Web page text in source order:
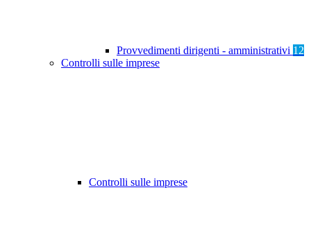
Provvedimenti dirigenti - amministrativi 12
Controlli sulle imprese
Controlli sulle imprese